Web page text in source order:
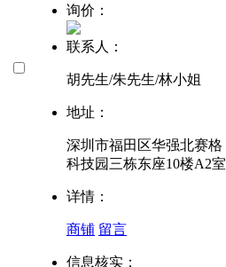
询价：
联系人：
胡先生/朱先生/林小姐
地址：
深圳市福田区华强北赛格
科技园三栋东座10楼A2室
详情：
商铺 留言
信息核实：